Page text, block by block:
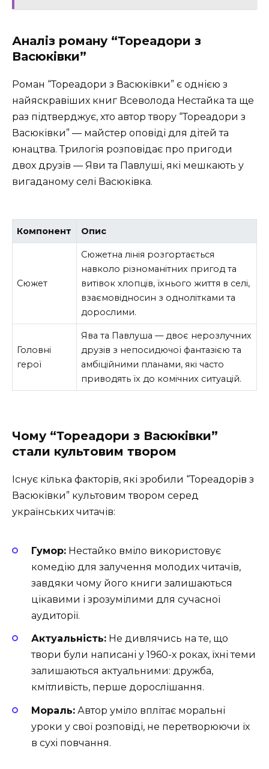
Аналіз роману “Тореадори з
Васюківки”
Роман “Тореадори з Васюківки” є однією з
найяскравіших книг Всеволода Нестайка та ще
раз підтверджує, хто автор твору “Тореадори з
Васюківки” — майстер оповіді для дітей та
юнацтва. Трилогія розповідає про пригоди
двох друзів — Яви та Павлуші, які мешкають у
вигаданому селі Васюківка.
Компонент Опис
Сюжет
Сюжетна лінія розгортається
навколо різноманітних пригод та
витівок хлопців, їхнього життя в селі,
взаємовідносин з однолітками та
дорослими.
Головні
герої
Ява та Павлуша — двоє нерозлучних
друзів з непосидючої фантазією та
амбіційними планами, які часто
приводять їх до комічних ситуацій.
Чому “Тореадори з Васюківки”
стали культовим твором
Існує кілька факторів, які зробили “Тореадорів з
Васюківки” культовим твором серед
українських читачів:
Гумор: Нестайко вміло використовує
комедію для залучення молодих читачів,
завдяки чому його книги залишаються
цікавими і зрозумілими для сучасної
аудиторії.
Актуальність: Не дивлячись на те, що
твори були написані у 1960-х роках, їхні теми
залишаються актуальними: дружба,
кмітливість, перше дорослішання.
Мораль: Автор уміло вплітає моральні
уроки у свої розповіді, не перетворюючи їх
в сухі повчання.